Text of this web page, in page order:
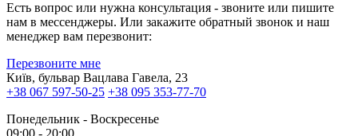
Есть вопрос или нужна консультация - звоните или пишите
нам в мессенджеры. Или закажите обратный звонок и наш
менеджер вам перезвонит:
Перезвоните мне
Київ, бульвар Вацлава Гавела, 23
+38 067 597-50-25 +38 095 353-77-70
Понедельник - Воскресенье